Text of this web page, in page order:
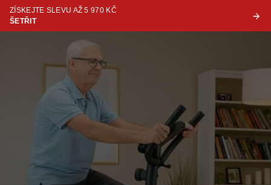
ZÍSKEJTE SLEVU AŽ 5 970 KČ
ŠETŘIT